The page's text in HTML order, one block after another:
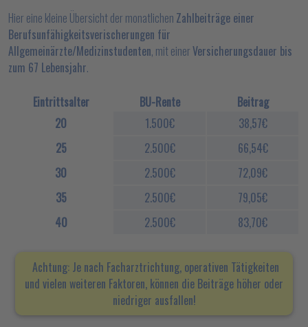
Hier eine kleine Übersicht der monatlichen Zahlbeiträge einer
Berufsunfähigkeitsverischerungen für
Allgemeinärzte/Medizinstudenten, mit einerVersicherungsdauer bis
zum 67 Lebensjahr.
Eintrittsalter BU-Rente
Beitrag
20
1.500€
38,57€
25
2.500€
66,54€
30
2.500€
72,09€
35
2.500€
79,05€
40
2.500€ 83,70€
Achtung: Je nach Facharztrichtung, operativen Tätigkeiten
und vielen weiteren Faktoren, können die Beiträge höher oder
niedriger ausfallen!